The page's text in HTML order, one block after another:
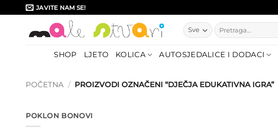
to
JAVITE NAM SE!
Pretraži:
SHOP LJETO KOLICA AUTOSJEDALICE I DODACI
POČETNA / PROIZVODI OZNAČENI “DJEČJA EDUKATIVNA IGRA”
POKLON BONOVI